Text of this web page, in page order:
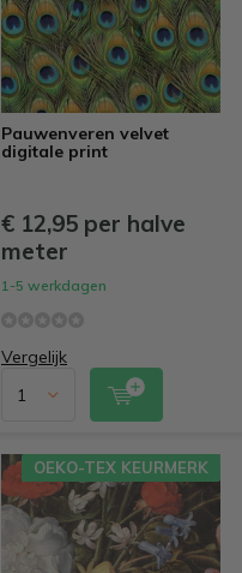
Pauwenveren velvet
digitale print
€ 12,95 per halve
meter
1-5 werkdagen
Vergelijk
OEKO-TEX KEURMERK